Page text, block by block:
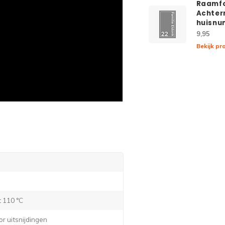
110 °C
uitsnijdingen
9,95
Bekijk